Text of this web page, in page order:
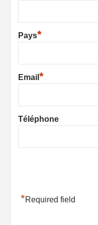
Pays*
Email *
Téléphone
*Required field